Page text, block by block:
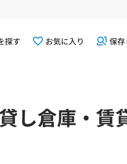
探す お気に入り 保
し倉庫・賃